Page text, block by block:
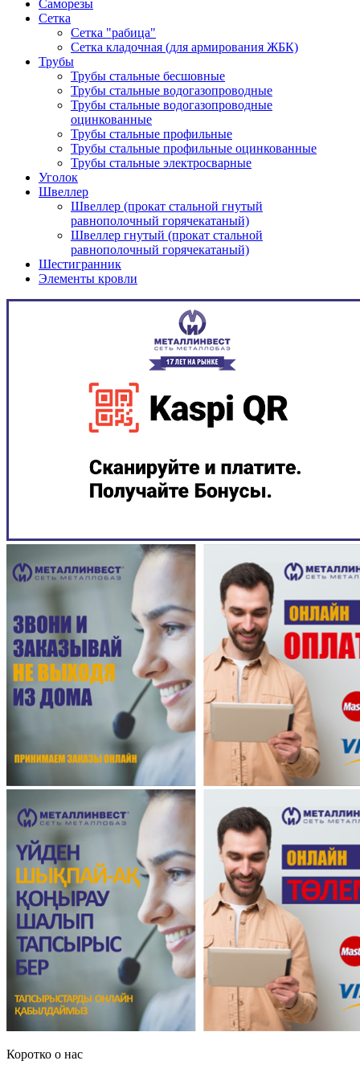
Саморезы
Сетка
Сетка "рабица"
Сетка кладочная (для армирования ЖБК)
Трубы
Трубы стальные бесшовные
Трубы стальные водогазопроводные
Трубы стальные водогазопроводные
оцинкованные
Трубы стальные профильные
Трубы стальные профильные оцинкованные
Трубы стальные электросварные
Уголок
Швеллер
Швеллер (прокат стальной гнутый
равнополочный горячекатаный)
Швеллер гнутый (прокат стальной
равнополочный горячекатаный)
Шестигранник
Элементы кровли
Коротко о нас